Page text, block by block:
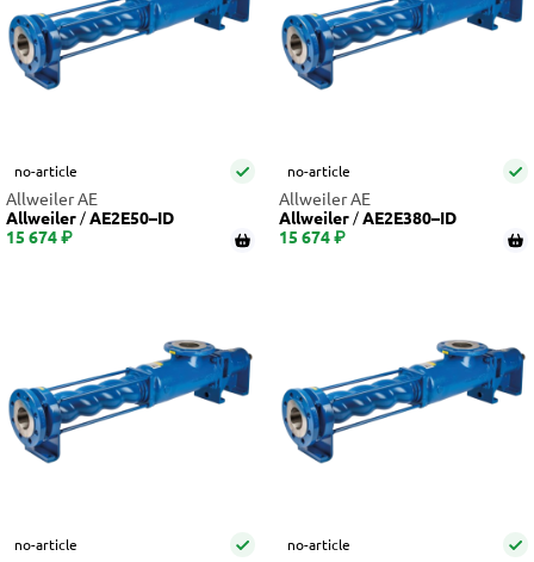
no-article
Allweiler AE
Allweiler
AE2E50–ID
15 674 ₽
no-article
Allweiler AE
Allweiler
AE2E380–ID
15 674 ₽
no-article no-article